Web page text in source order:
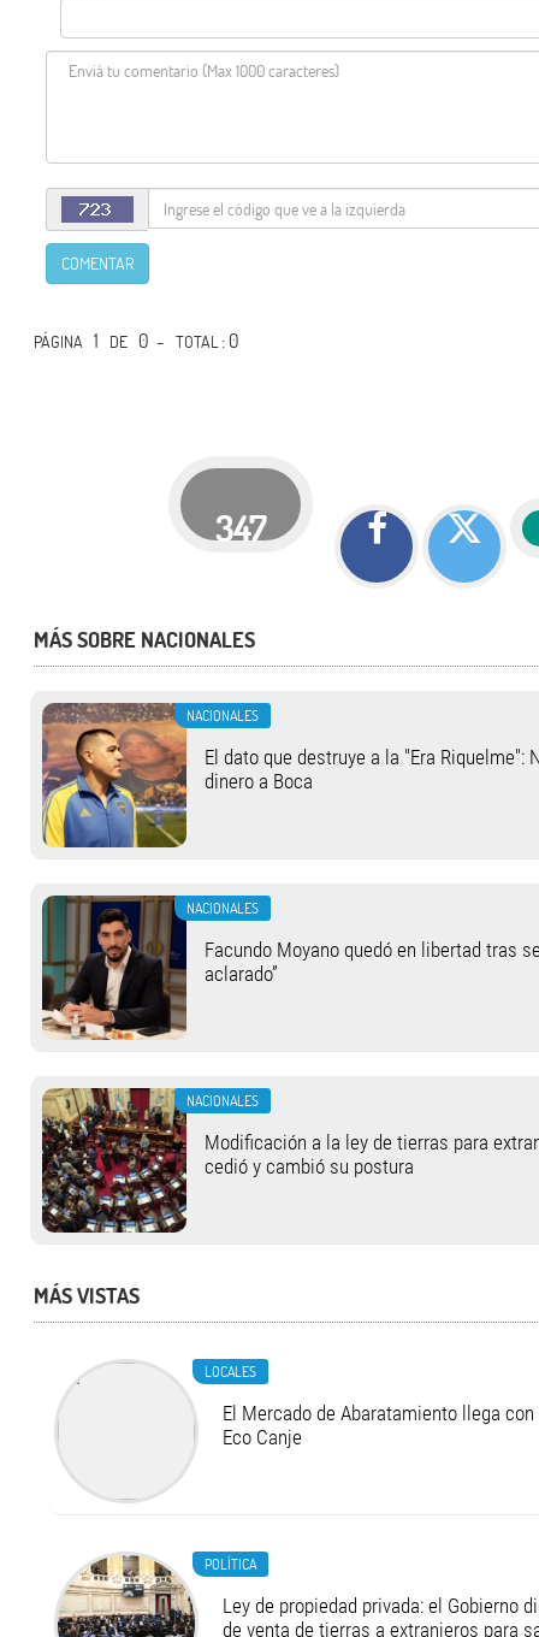
COMENTAR
PÁGINA 1 DE 0 -TOTAL: 0
347
MÁS SOBRE NACIONALES
NACIONALES
El dato que destruye a la "Era Riquelme":
dinero a Boca
NACIONALES
Facundo Moyano quedó en libertad tras
aclarado”
NACIONALES
Modificación a la ley de tierras para
cedió y cambió su postura
MÁS VISTAS
LOCALES
El Mercado de Abaratamiento llega
Eco Canje
POLÍTICA
Ley de propiedad privada: el Gobierno
de venta de tierras a extranjeros para